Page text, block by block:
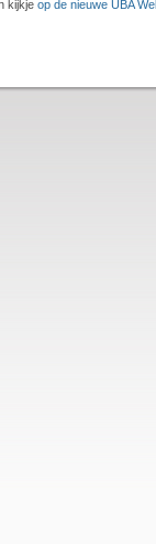
kijkje op de nieuwe UBA